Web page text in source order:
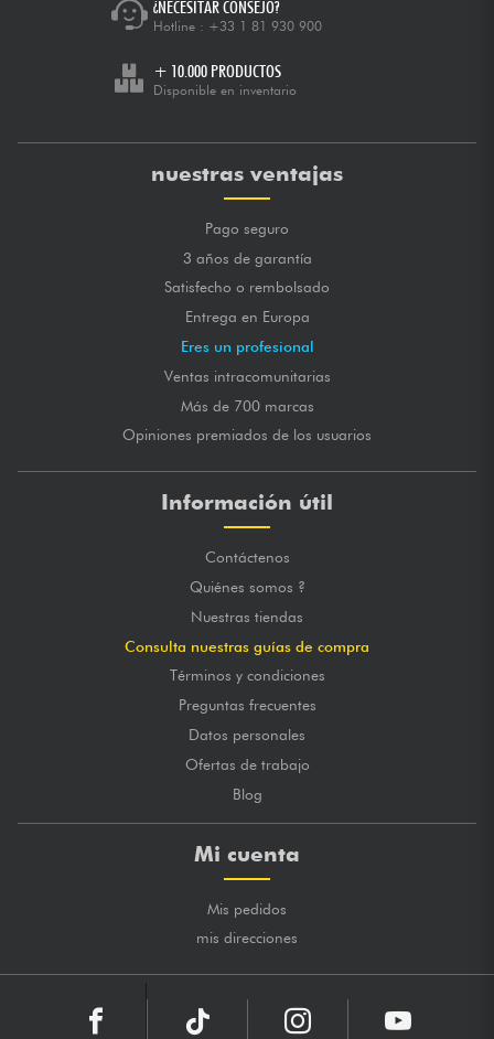
¿NECESITAR CONSEJO?
Hotline : +33 1 81 930 900
+ 10.000 PRODUCTOS
Disponible en inventario
nuestras ventajas
Pago seguro
3 años de garantía
Satisfecho o rembolsado
Entrega en Europa
Eres un profesional
Ventas intracomunitarias
Más de 700 marcas
Opiniones premiados de los usuarios
Información útil
Contáctenos
Quiénes somos ?
Nuestras tiendas
Consulta nuestras guías de compra
Términos y condiciones
Preguntas frecuentes
Datos personales
Ofertas de trabajo
Blog
Mi cuenta
Mis pedidos
mis direcciones